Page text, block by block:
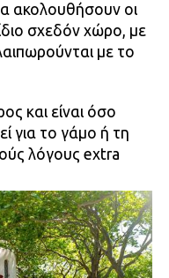
ακολουθήσουν οι
σχεδόν χώρο, με
με το
και είναι όσο
για το γάμο ή τη
λόγους extra